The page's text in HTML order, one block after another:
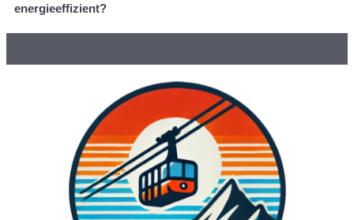
energieeffizient?